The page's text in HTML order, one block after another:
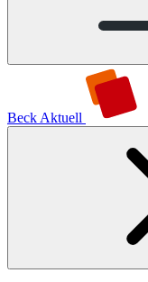
Beck Aktuell